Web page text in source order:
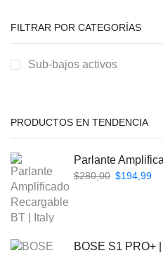
FILTRAR POR CATEGORÍAS
Sub-bajos activos
PRODUCTOS EN TENDENCIA
$280,00 $194,99